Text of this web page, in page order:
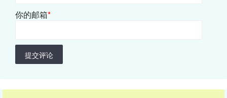
你的邮箱*
提交评论